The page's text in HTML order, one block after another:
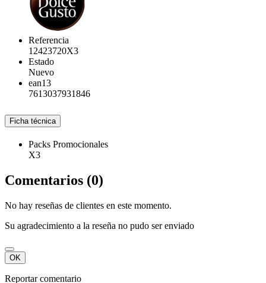
Referencia
12423720X3
Estado
Nuevo
ean13
7613037931846
Ficha técnica
Packs Promocionales
X3
Comentarios (0)
No hay reseñas de clientes en este momento.
Su agradecimiento a la reseña no pudo ser enviado
OK
Reportar comentario